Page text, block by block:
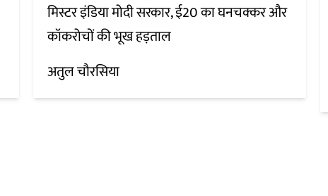
मिस्टर इंडिया मोदी सरकार, ई20 का घनचक्कर और
कॉकरोचों की भूख हड़ताल
अतुल चौरसिया